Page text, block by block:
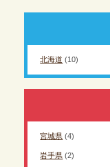
北海道 (10)
宮城県 (4)
岩手県 (2)